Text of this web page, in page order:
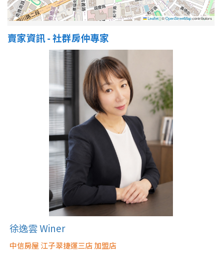
Leaflet|©OpenStreetMapcontributors
賣家資訊 - 社群房仲專家
徐逸雲 Winer
中信房屋 江子翠捷運三店 加盟店